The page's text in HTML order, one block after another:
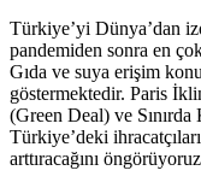
Türkiye’yi Dünya’dan
pandemiden sonra en
Gıda ve suya erişim
göstermektedir. Paris
(Green Deal) ve
Türkiye’deki
arttıracağını